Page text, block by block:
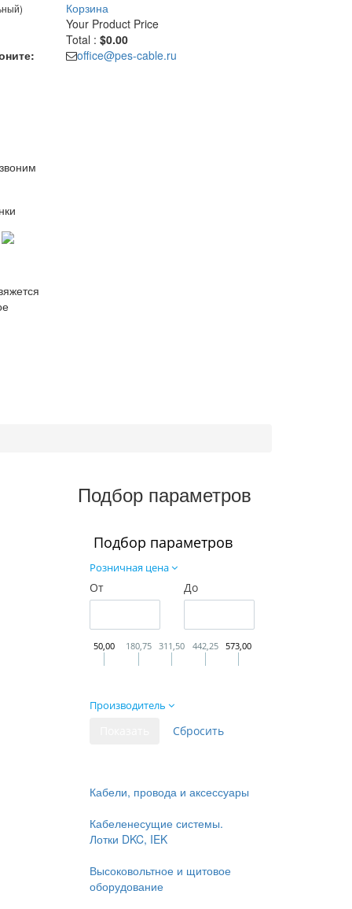
Корзина
Your Product Price
Total : $0.00
office@pes-cable.ru
Подбор параметров
Подбор параметров
Розничная цена
От До
50,00 180,75 311,50 442,25 573,00
Производитель
Кабели, провода и аксессуары
Кабеленесущие системы.
Лотки DKC, IEK
Высоковольтное и щитовое
оборудование